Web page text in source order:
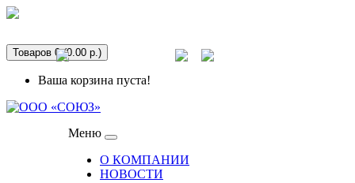
Спецпредложения
Товаров 0 (0.00 р.)
Ваша корзина пуста!
Меню
О КОМПАНИИ
НОВОСТИ